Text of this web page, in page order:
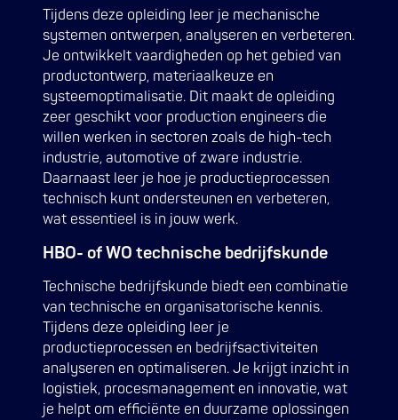
Tijdens deze opleiding leer je mechanische
systemen ontwerpen, analyseren en verbeteren.
Je ontwikkelt vaardigheden op het gebied van
productontwerp, materiaalkeuze en
systeemoptimalisatie. Dit maakt de opleiding
zeer geschikt voor production engineers die
willen werken in sectoren zoals de high-tech
industrie, automotive of zware industrie.
Daarnaast leer je hoe je productieprocessen
technisch kunt ondersteunen en verbeteren,
wat essentieel is in jouw werk.
HBO- of WO technische bedrijfskunde
Technische bedrijfskunde biedt een combinatie
van technische en organisatorische kennis.
Tijdens deze opleiding leer je
productieprocessen en bedrijfsactiviteiten
analyseren en optimaliseren. Je krijgt inzicht in
logistiek, procesmanagement en innovatie, wat
je helpt om efficiënte en duurzame oplossingen